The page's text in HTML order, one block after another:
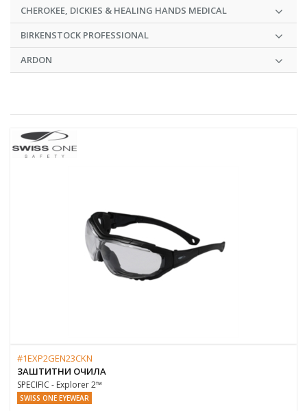
CHEROKEE, DICKIES & HEALING HANDS MEDICAL
BIRKENSTOCK PROFESSIONAL
ARDON
#1EXP2GEN23CKN
ЗАШТИТНИ ОЧИЛА
SPECIFIC - Explorer 2™
SWISS ONE EYEWEAR